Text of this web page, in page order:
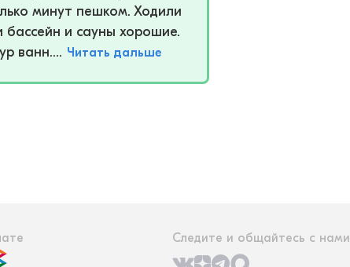
минут пешком. Ходили
бассейн и сауны хорошие.
ванн.... Читать дальше
Следите и общайтесь с нами